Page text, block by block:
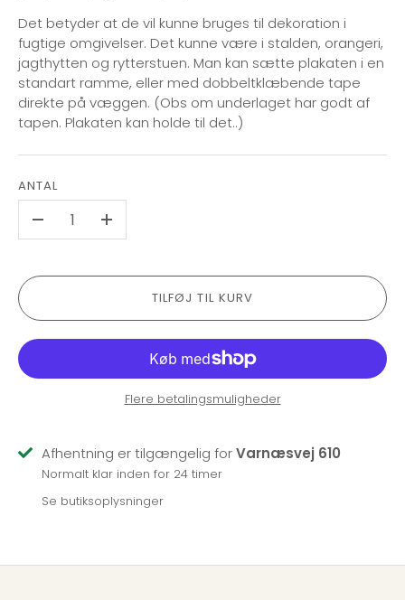
Det betyder at de vil kunne bruges til dekoration i
fugtige omgivelser. Det kunne være i stalden, orangeri,
jagthytten og rytterstuen. Man kan sætte plakaten i en
standart ramme, eller med dobbeltklæbende tape
direkte på væggen. (Obs om underlaget har godt af
tapen. Plakaten kan holde til det..)
ANTAL
+
TILFØJ TIL KURV
Flere betalingsmuligheder
Afhentning er tilgængelig forVarnæsvej 610
Normalt klar inden for 24 timer
Se butiksoplysninger